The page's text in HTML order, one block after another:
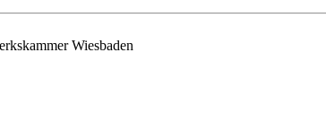
Wiesbaden